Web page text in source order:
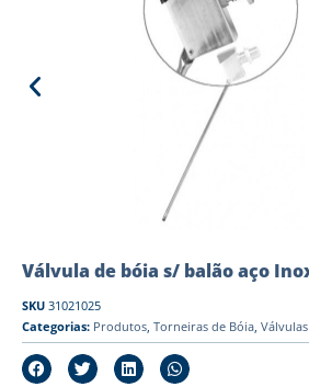
Válvula de bóia s/ balão aço
SKU 31021025
Categorias: Produtos, Torneiras de Bóia, Válvulas